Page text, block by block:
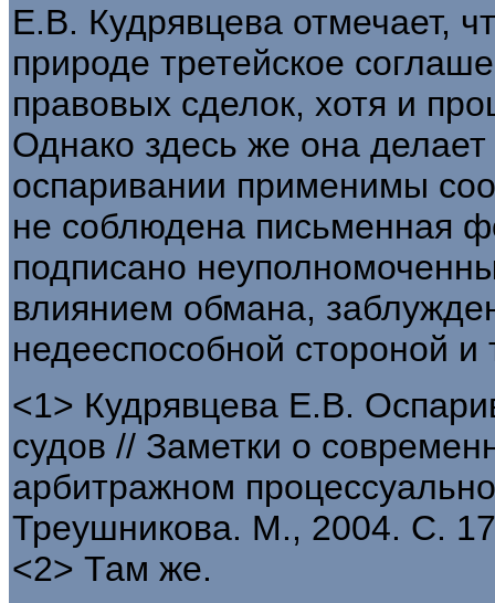
Е.В. Кудрявцева отмечает,
природе третейское
правовых сделок, хотя и
Однако здесь же она
оспаривании применимы
не соблюдена письменная
подписано
влиянием обмана,
недееспособной стороной и
<1> Кудрявцева Е.В.
судов // Заметки о
арбитражном
Треушникова. М., 2004. С.
<2> Там же.